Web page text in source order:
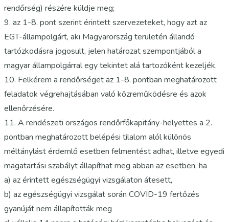
rendőrség) részére küldje meg;
9. az 1-8. pont szerint érintett szervezeteket, hogy azt az
EGT-állampolgárt, aki Magyarország területén állandó
tartózkodásra jogosult, jelen határozat szempontjából a
magyar állampolgárral egy tekintet alá tartozóként kezeljék.
10. Felkérem a rendőrséget az 1-8. pontban meghatározott
feladatok végrehajtásában való közreműködésre és azok
ellenőrzésére.
11. A rendészeti országos rendőrfőkapitány-helyettes a 2.
pontban meghatározott belépési tilalom alól különös
méltánylást érdemlő esetben felmentést adhat, illetve egyedi
magatartási szabályt állapíthat meg abban az esetben, ha
a) az érintett egészségügyi vizsgálaton átesett,
b) az egészségügyi vizsgálat során COVID-19 fertőzés
gyanúját nem állapították meg